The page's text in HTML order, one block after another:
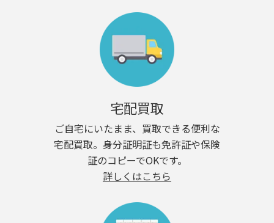
宅配買取
ご自宅にいたまま、買取できる便利な
宅配買取。身分証明証も免許証や保険
証のコピーでOKです。
詳しくはこちら